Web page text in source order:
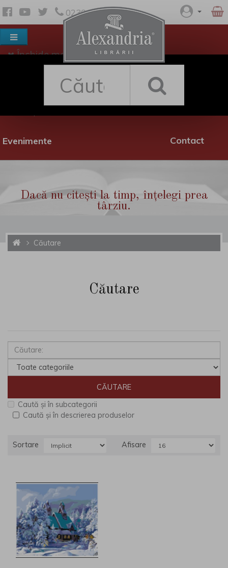
0230 530 342
Închide meniul
Evenimente
Rețea librării
Contact
Dacă nu citești la timp, înțelegi prea
târziu.
Căutare
Căutare
Caută și în subcategorii
Caută și în descrierea produselor
Sortare Afisare